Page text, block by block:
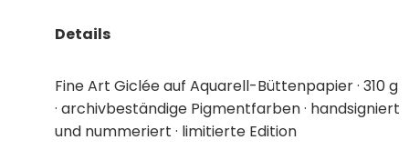
Details
Fine Art Giclée auf Aquarell-Büttenpapier · 310 g
· archivbeständige Pigmentfarben · handsigniert
und nummeriert · limitierte Edition